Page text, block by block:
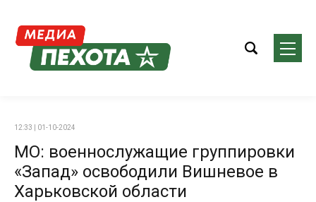
12:33 | 01-10-2024
МО: военнослужащие группировки
«Запад» освободили Вишневое в
Харьковской области